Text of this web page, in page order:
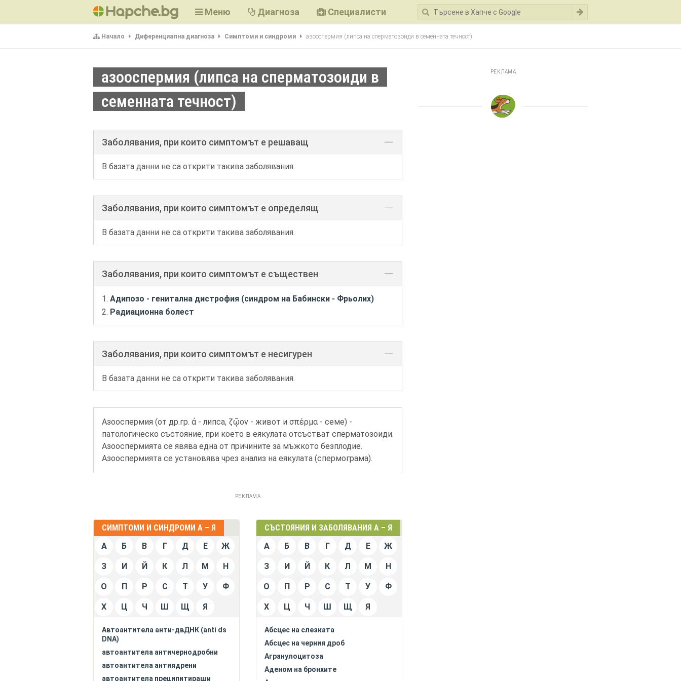
Меню Диагноза Специалисти
Начало Диференциална диагноза Симптоми и синдроми азооспермия (липса на сперматозоиди в семенната течност)
азооспермия (липса на сперматозоиди в
семенната течност)
Заболявания, при които симптомът е решаващ
В базата данни не са открити такива заболявания.
Заболявания, при които симптомът е определящ
В базата данни не са открити такива заболявания.
Заболявания, при които симптомът е съществен
Адипозо - генитална дистрофия (синдром на Бабински - Фрьолих)
Радиационна болест
Заболявания, при които симптомът е несигурен
В базата данни не са открити такива заболявания.
Азооспермия (от др.гр. ἀ - липса, ζῷον - живот и σπέρμα - семе) -
патологическо състояние, при което в еякулата отсъстват сперматозоиди.
Азооспермията се явява една от причините за мъжкото безплодие.
Азооспермията се установява чрез анализ на еякулата (спермограма).
РЕКЛАМА
СИМПТОМИ И СИНДРОМИ А – Я
А
Б В Г Д Е Ж
З И Й К Л М Н
О П Р С Т У Ф
Х Ц Ч Ш Щ Я
Автоантитела анти-двДНК (anti ds
DNA)
автоантитела античернодробни
автоантитела антиядрени
автоантитела преципитиращи
СЪСТОЯНИЯ И ЗАБОЛЯВАНИЯ А – Я
А
Б В Г Д Е Ж
З И Й К Л М Н
О П Р С Т У Ф
Х Ц Ч Ш Щ Я
Абсцес на слезката
Абсцес на черния дроб
Агранулоцитоза
Аденом на бронхите
РЕКЛАМА